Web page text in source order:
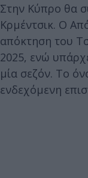
Στην Κύπρο θα
Κρμέντσικ. Ο
απόκτηση του
2025, ενώ
μία σεζόν. Το
ενδεχόμενη